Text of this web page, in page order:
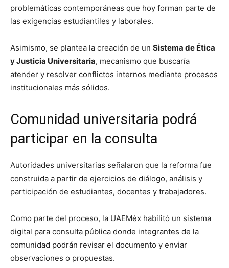
problemáticas contemporáneas que hoy forman parte de
las exigencias estudiantiles y laborales.
Asimismo, se plantea la creación de un Sistema de Ética
y Justicia Universitaria, mecanismo que buscaría
atender y resolver conflictos internos mediante procesos
institucionales más sólidos.
Comunidad universitaria podrá
participar en la consulta
Autoridades universitarias señalaron que la reforma fue
construida a partir de ejercicios de diálogo, análisis y
participación de estudiantes, docentes y trabajadores.
Como parte del proceso, la UAEMéx habilitó un sistema
digital para consulta pública donde integrantes de la
comunidad podrán revisar el documento y enviar
observaciones o propuestas.